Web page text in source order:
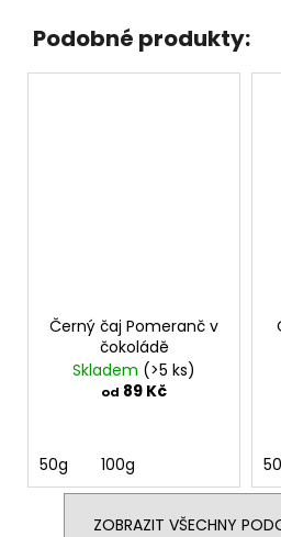
Podobné produkty:
Černý čaj Pomeranč v
čokoládě
Skladem (>5 ks)
od 89 Kč
50g 100g
ZOBRAZIT VŠECHNY